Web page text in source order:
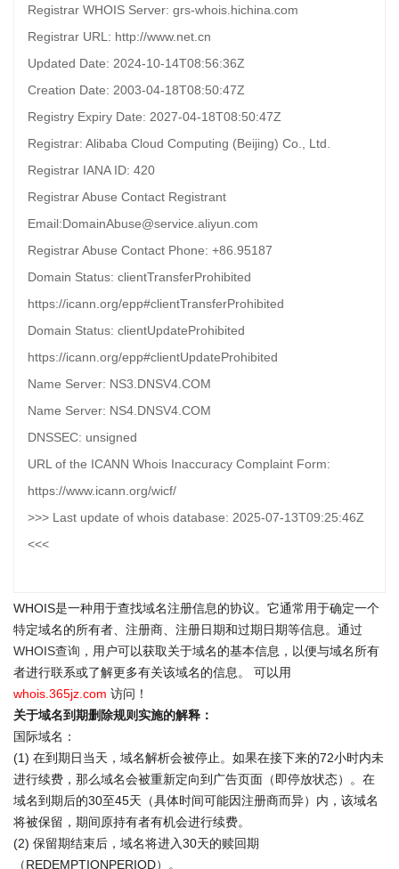
Registrar WHOIS Server: grs-whois.hichina.com
Registrar URL: http://www.net.cn
Updated Date: 2024-10-14T08:56:36Z
Creation Date: 2003-04-18T08:50:47Z
Registry Expiry Date: 2027-04-18T08:50:47Z
Registrar: Alibaba Cloud Computing (Beijing) Co., Ltd.
Registrar IANA ID: 420
Registrar Abuse Contact Registrant
Email:DomainAbuse@service.aliyun.com
Registrar Abuse Contact Phone: +86.95187
Domain Status: clientTransferProhibited
https://icann.org/epp#clientTransferProhibited
Domain Status: clientUpdateProhibited
https://icann.org/epp#clientUpdateProhibited
Name Server: NS3.DNSV4.COM
Name Server: NS4.DNSV4.COM
DNSSEC: unsigned
URL of the ICANN Whois Inaccuracy Complaint Form:
https://www.icann.org/wicf/
>>> Last update of whois database: 2025-07-13T09:25:46Z
<<<
WHOIS是一种用于查找域名注册信息的协议。它通常用于确定一个
特定域名的所有者、注册商、注册日期和过期日期等信息。通过
WHOIS查询 ，用户可以获取关于域名的基本信息，以便与域名所有
者进行联系或了解更多有关该域名的信息。 可以用
whois.365jz.com 访问！
关于域名到期删除规则实施的解释：
国际域名：
(1) 在到期日当天，域名解析会被停止。如果在接下来的72小时内未
进行续费，那么域名会被重新定向到广告页面（即停放状态）。在
域名到期后的30至45天（具体时间可能因注册商而异）内，该域名
将被保留，期间原持有者有机会进行续费。
(2) 保留期结束后，域名将进入30天的赎回期
（REDEMPTIONPERIOD）。